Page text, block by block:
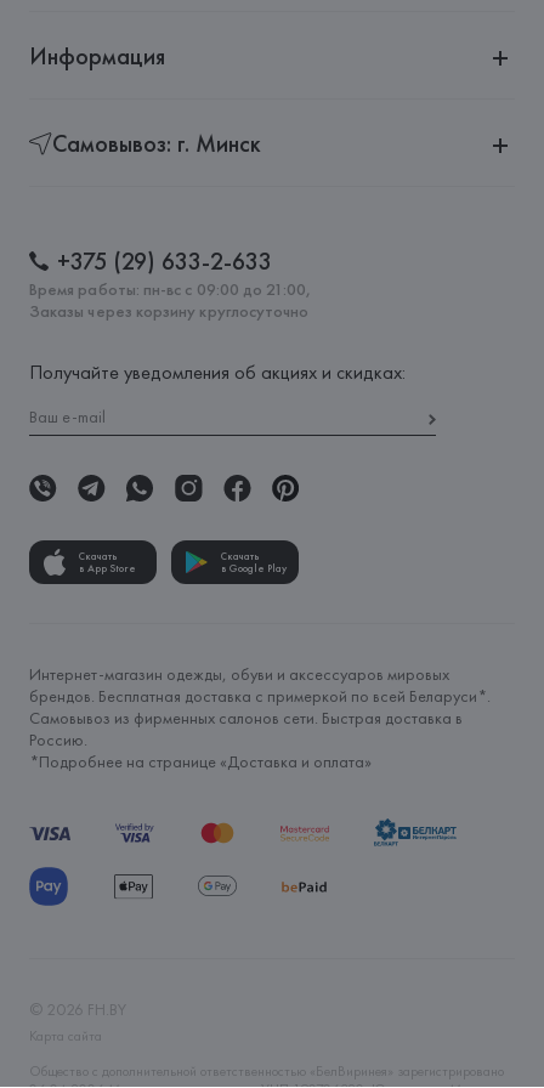
Информация
Самовывоз: г. Минск
+375 (29) 633-2-633
Время работы: пн-вс с 09:00 до 21:00,
Заказы через корзину круглосуточно
Получайте уведомления об акциях и скидках:
Скачать
в App Store
Скачать
в Google Play
Интернет-магазин одежды, обуви и аксессуаров мировых
брендов. Бесплатная доставка с примеркой по всей Беларуси*.
Самовывоз из фирменных салонов сети. Быстрая доставка в
Россию.
*Подробнее на странице «Доставка и оплата»
© 2026 FH.BY
Карта сайта
Общество с дополнительной ответственностью «БелВиринея» зарегистрировано